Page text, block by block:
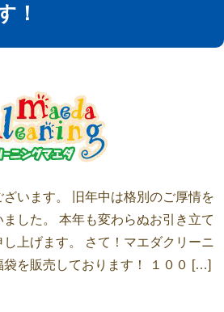
！
います。 旧年中は格別のご厚情を
した。 本年も変わらぬお引き立て
上げます。 さて！マエダクリーニ
袋を販売しております！ １００ […]